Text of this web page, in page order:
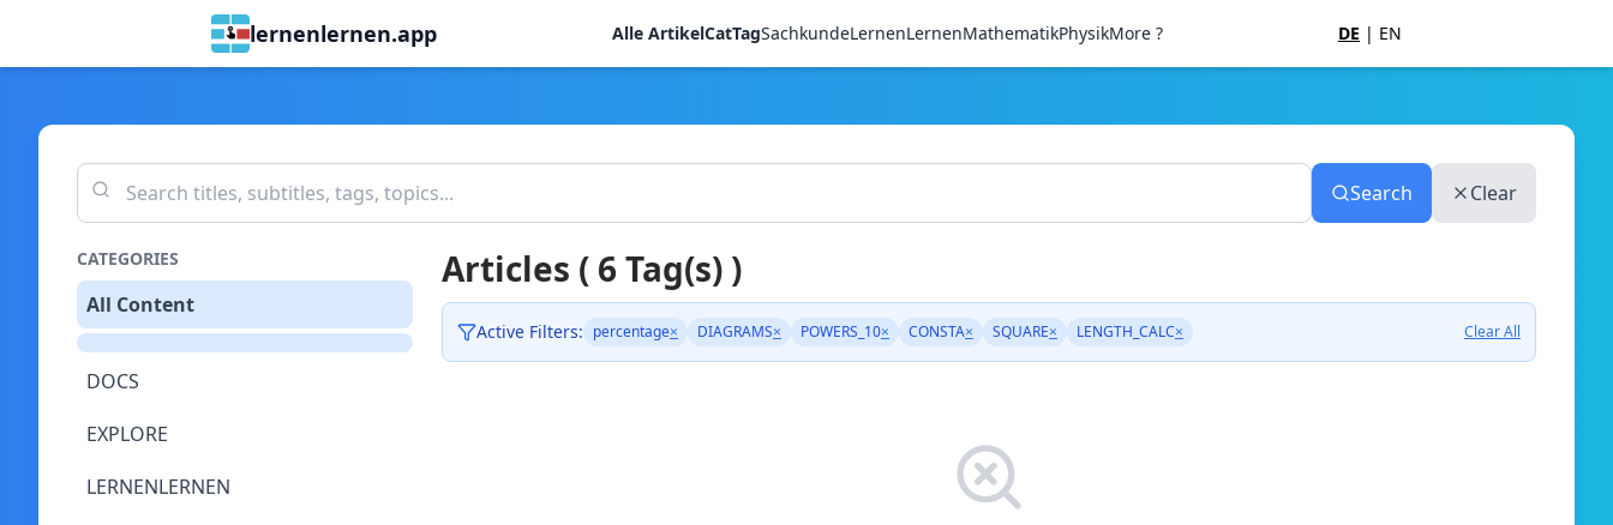
lernenlernen.app Alle ArtikelCatTagSachkundeLernenLernenMathematikPhysikMore ? DE | EN
Search Clear
CATEGORIES
All Content
DOCS
EXPLORE
LERNENLERNEN
Articles ( 6 Tag(s) )
Active Filters: percentage× DIAGRAMS× POWERS_10× CONSTA× SQUARE× LENGTH_CALC× Clear All